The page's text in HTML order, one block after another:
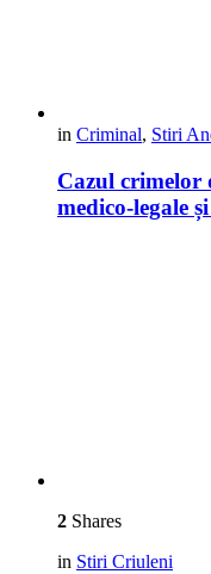
in Criminal, Stiri
Cazul crimelor
medico-legale
2 Shares
in Stiri Criuleni